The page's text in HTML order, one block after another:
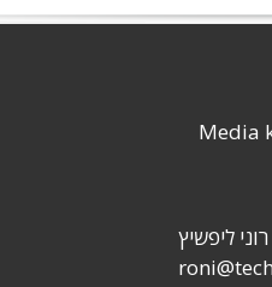
Media
ליפשיץ